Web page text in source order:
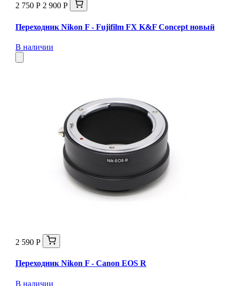
2 750 Р 2 900 Р
Переходник Nikon F - Fujifilm FX K&F Concept новый
В наличии
2 590 Р
Переходник Nikon F - Canon EOS R
В наличии